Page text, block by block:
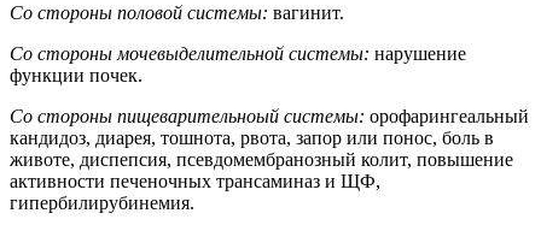
Со стороны половой системы: вагинит.
Со стороны мочевыделительной системы: нарушение
функции почек.
Со стороны пищеварительноый системы: орофарингеальный
кандидоз, диарея, тошнота, рвота, запор или понос, боль в
животе, диспепсия, псевдомембранозный колит, повышение
активности печеночных трансаминаз и ЩФ,
гипербилирубинемия.